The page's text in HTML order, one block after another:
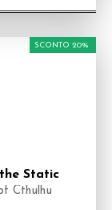
Static
Cthulhu
SCONTO 20%